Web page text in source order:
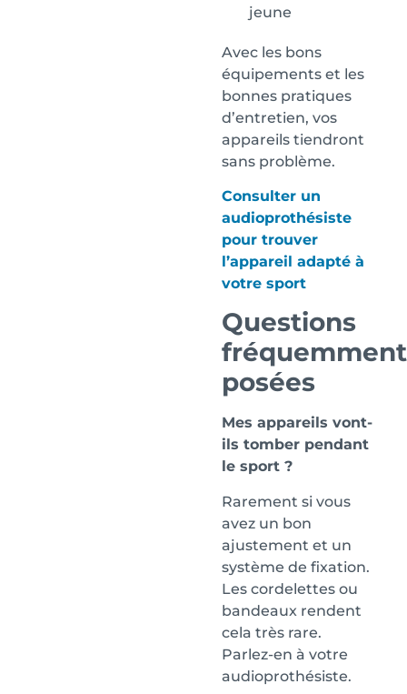
jeune
Avec les bons
équipements et les
bonnes pratiques
d’entretien, vos
appareils tiendront
sans problème.
Consulter un
audioprothésiste
pour trouver
l’appareil adapté à
votre sport
Questions
fréquemment
posées
Mes appareils vont-
ils tomber pendant
le sport ?
Rarement si vous
avez un bon
ajustement et un
système de fixation.
Les cordelettes ou
bandeaux rendent
cela très rare.
Parlez-en à votre
audioprothésiste.